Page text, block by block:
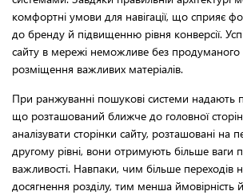
комфортні умови для навігації, що сприяє
до бренду й підвищенню рівня конверсії.
сайту в мережі неможливе без продуманого
розміщення важливих матеріалів.
При ранжуванні пошукові системи надають
що розташований ближче до головної
аналізувати сторінки сайту, розташовані на
другому рівні, вони отримують більше ваги
важливості. Навпаки, чим більше переходів
досягнення розділу, тим менша ймовірність